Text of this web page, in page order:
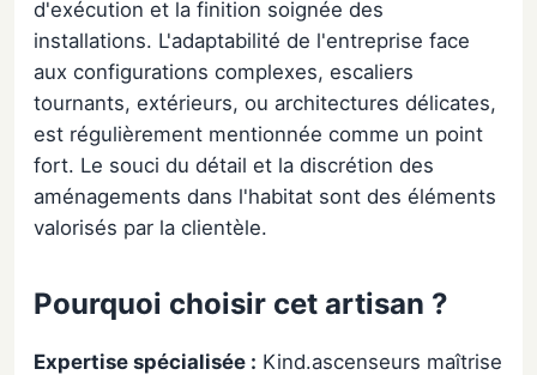
d'exécution et la finition soignée des
installations. L'adaptabilité de l'entreprise face
aux configurations complexes, escaliers
tournants, extérieurs, ou architectures délicates,
est régulièrement mentionnée comme un point
fort. Le souci du détail et la discrétion des
aménagements dans l'habitat sont des éléments
valorisés par la clientèle.
Pourquoi choisir cet artisan ?
Expertise spécialisée : Kind.ascenseurs maîtrise